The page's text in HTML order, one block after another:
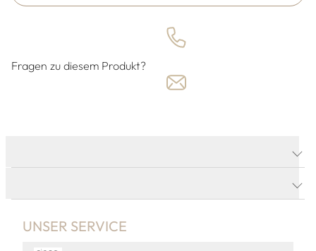
Fragen zu diesem Produkt?
UNSER SERVICE